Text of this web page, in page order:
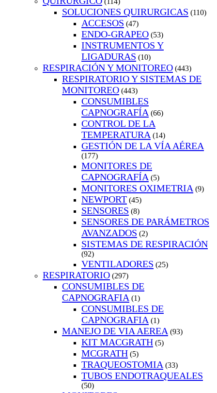
SOLUCIONES QUIRURGICAS (110)
ACCESOS (47)
ENDO-GRAPEO (53)
INSTRUMENTOS Y
LIGADURAS (10)
RESPIRACIÓN Y MONITOREO (443)
RESPIRATORIO Y SISTEMAS DE
MONITOREO (443)
CONSUMIBLES
CAPNOGRAFÍA (66)
CONTROL DE LA
TEMPERATURA (14)
GESTIÓN DE LA VÍA AÉREA
(177)
MONITORES DE
CAPNOGRAFÍA (5)
MONITORES OXIMETRIA (9)
NEWPORT (45)
SENSORES (8)
SENSORES DE PARÁMETROS
AVANZADOS (2)
SISTEMAS DE RESPIRACIÓN
(92)
VENTILADORES (25)
RESPIRATORIO (297)
CONSUMIBLES DE
CAPNOGRAFIA (1)
CONSUMIBLES DE
CAPNOGRAFIA (1)
MANEJO DE VIA AEREA (93)
KIT MACGRATH (5)
MCGRATH (5)
TRAQUEOSTOMIA (33)
TUBOS ENDOTRAQUEALES
(50)